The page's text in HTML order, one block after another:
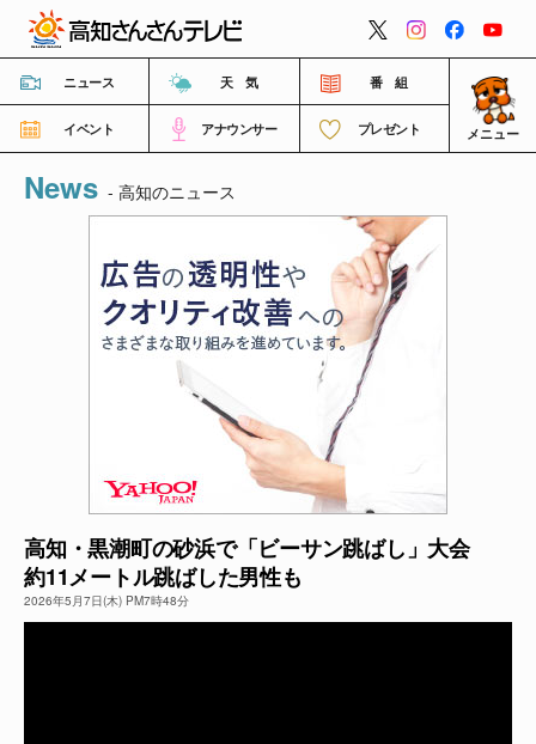
ニュース 天 気 番 組
イベント アナウンサー プレゼント メニュー
高知さんさんテレビについて
イベント情報
FNNビデオポスト（投稿）
ご意見・ご感想・ご要望
よくある質問
News - 高知のニュース
高知・黒潮町の砂浜で「ビーサン跳ばし」大会
約11メートル跳ばした男性も
2026年5月7日(木) PM7時48分